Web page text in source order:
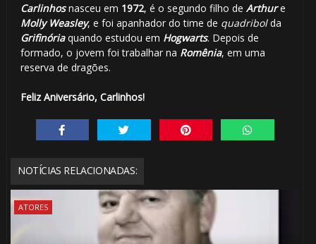
Carlinhosnasceu em 1972, é o segundo filho de Arthure
Molly Weasley, e foi apanhador do time de quadribolda
Grifinóriaquando estudou em Hogwarts. Depois de
formado, o jovem foi trabalhar na Romênia, em uma
reserva de dragões.
Feliz Aniversário, Carlinhos!
NOTÍCIAS RELACIONADAS:
ATORES